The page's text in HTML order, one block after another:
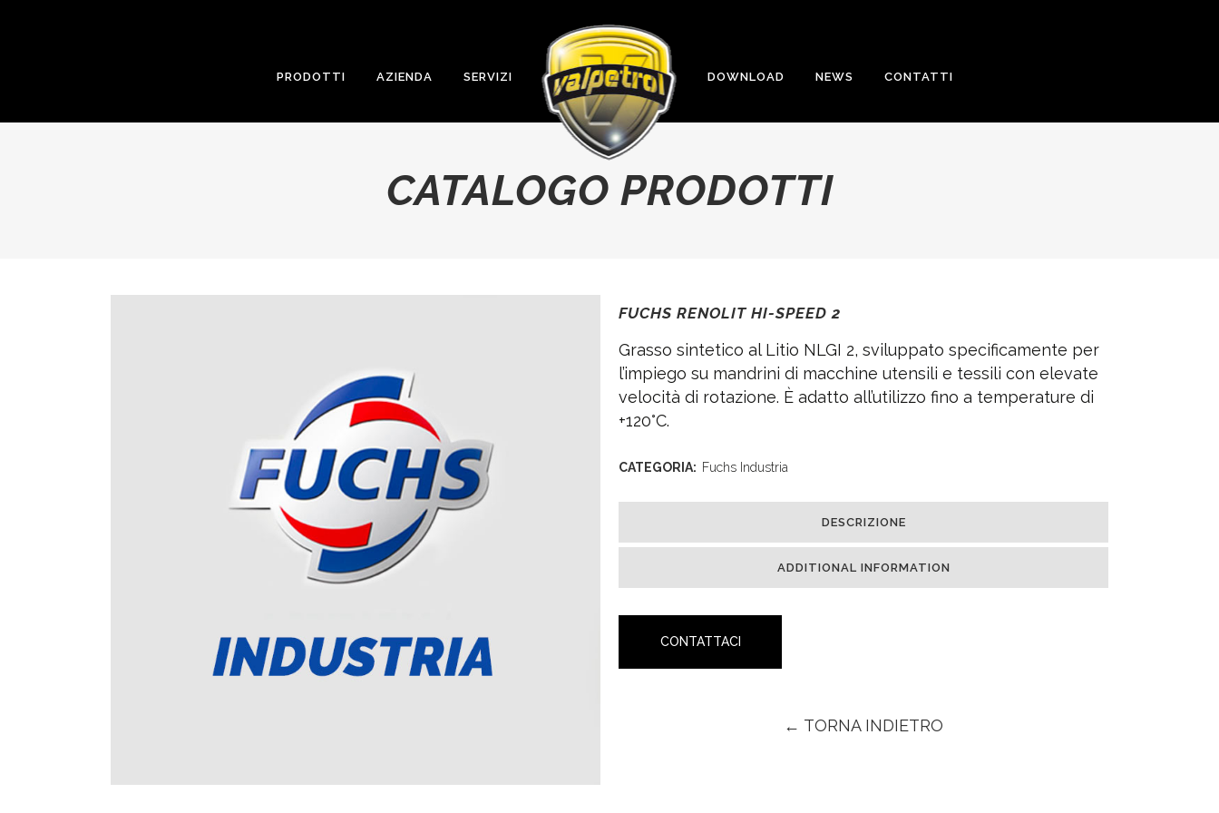
PRODOTTI AZIENDA SERVIZI DOWNLOAD NEWS CONTATTI
CATALOGO PRODOTTI
FUCHS RENOLIT HI-SPEED 2
Grasso sintetico al Litio NLGI 2, sviluppato specificamente per
l’impiego su mandrini di macchine utensili e tessili con elevate
velocità di rotazione. È adatto all’utilizzo fino a temperature di
+120°C.
CATEGORIA: Fuchs Industria
DESCRIZIONE
ADDITIONAL INFORMATION
CONTATTACI
← TORNA INDIETRO